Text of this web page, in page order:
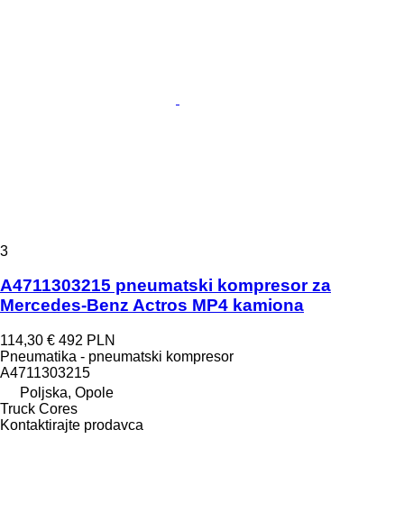
3
A4711303215 pneumatski kompresor za
Mercedes-Benz Actros MP4 kamiona
114,30 € 492 PLN
Pneumatika - pneumatski kompresor
A4711303215
Poljska, Opole
Truck Cores
Kontaktirajte prodavca